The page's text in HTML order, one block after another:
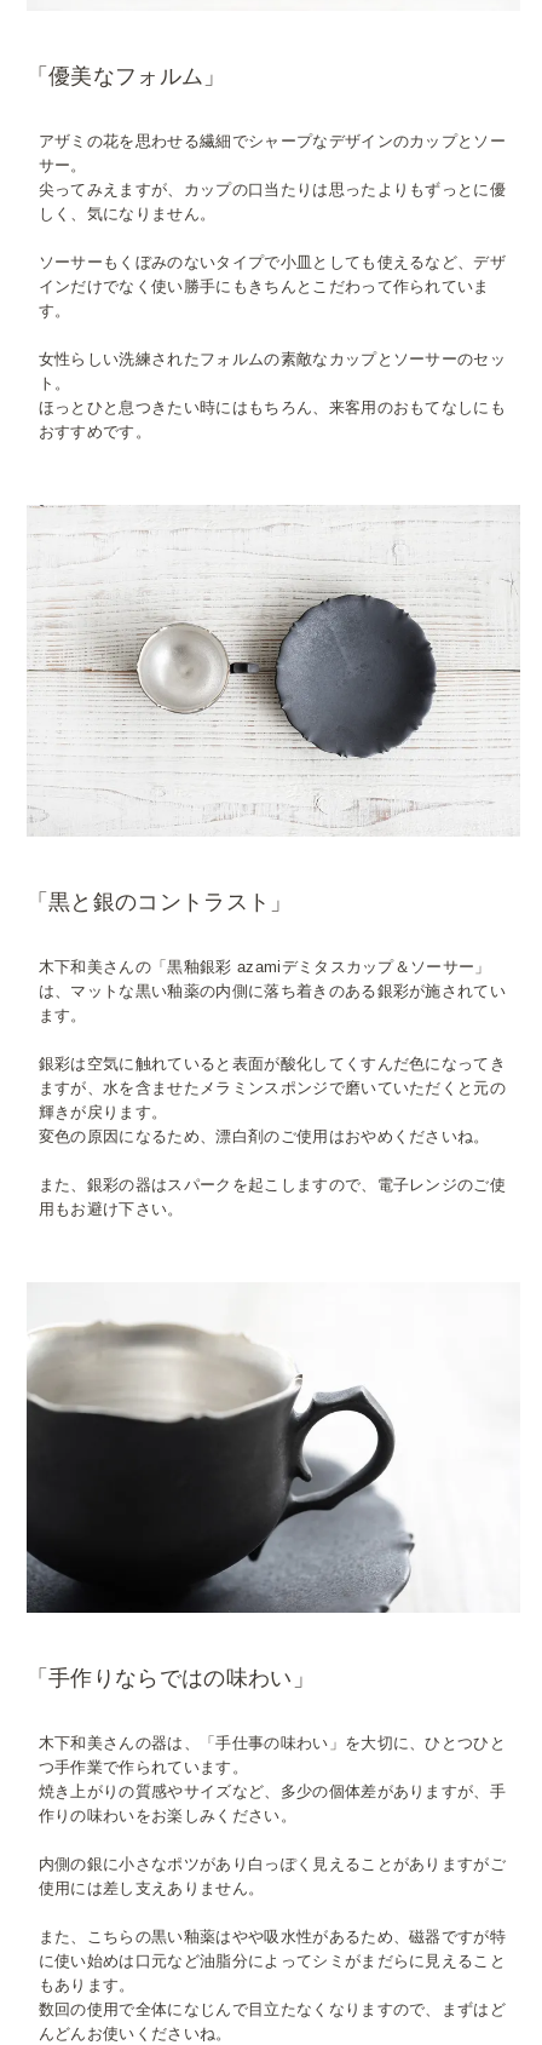
「優美なフォルム」
アザミの花を思わせる繊細でシャープなデザインのカップとソー
サー。
尖ってみえますが、カップの口当たりは思ったよりもずっとに優
しく、気になりません。
ソーサーもくぼみのないタイプで小皿としても使えるなど、デザ
インだけでなく使い勝手にもきちんとこだわって作られていま
す。
女性らしい洗練されたフォルムの素敵なカップとソーサーのセッ
ト。
ほっとひと息つきたい時にはもちろん、来客用のおもてなしにも
おすすめです。
「黒と銀のコントラスト」
木下和美さんの「黒釉銀彩 azamiデミタスカップ＆ソーサー」
は、マットな黒い釉薬の内側に落ち着きのある銀彩が施されてい
ます。
銀彩は空気に触れていると表面が酸化してくすんだ色になってき
ますが、水を含ませたメラミンスポンジで磨いていただくと元の
輝きが戻ります。
変色の原因になるため、漂白剤のご使用はおやめくださいね。
また、銀彩の器はスパークを起こしますので、電子レンジのご使
用もお避け下さい。
「手作りならではの味わい」
木下和美さんの器は、「手仕事の味わい」を大切に、ひとつひと
つ手作業で作られています。
焼き上がりの質感やサイズなど、多少の個体差がありますが、手
作りの味わいをお楽しみください。
内側の銀に小さなポツがあり白っぽく見えることがありますがご
使用には差し支えありません。
また、こちらの黒い釉薬はやや吸水性があるため、磁器ですが特
に使い始めは口元など油脂分によってシミがまだらに見えること
もあります。
数回の使用で全体になじんで目立たなくなりますので、まずはど
んどんお使いくださいね。